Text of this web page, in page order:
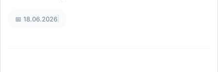
📅 18.06.2026